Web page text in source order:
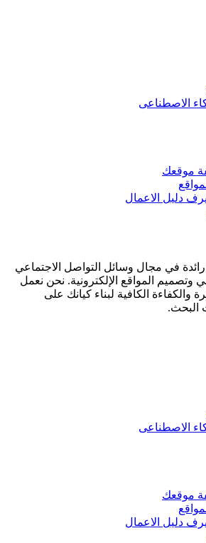
الاصطناعى
موقعك
دليل الاعمال
في مجال وسائل التواصل الاجتماعي
وتصميم المواقع الإلكترونية. نحن نعمل
الخبرة والكفاءة الكافية لبناء كيانك على
البحث.
الاصطناعى
موقعك
دليل الاعمال